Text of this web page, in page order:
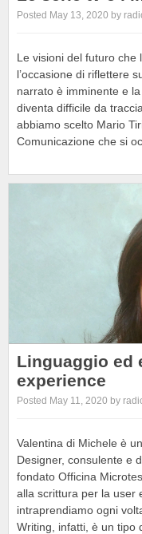
Posted May 13, 2020 by
Le visioni del futuro che
l’occasione di riflettere
narrato è imminente e
diventa difficile da
abbiamo scelto Mario
Comunicazione che si
Linguaggio ed
experience
Posted May 11, 2020 by
Valentina di Michele è
Designer, consulente e
fondato Officina
alla scrittura per la user
intraprendiamo ogni
Writing, infatti, è un tipo